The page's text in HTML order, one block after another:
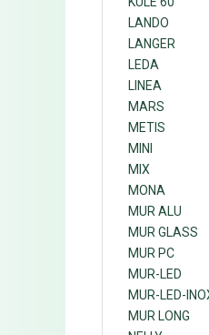
LANDO
LANGER
LEDA
LINEA
MARS
METIS
MINI
MIX
MONA
MUR ALU
MUR GLASS
MUR PC
MUR-LED
MUR-LED-
MUR LONG